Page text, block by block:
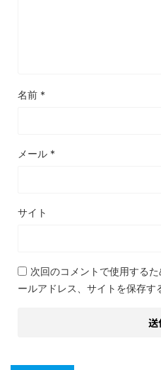
名前 *
メール *
サイト
次回のコメントで使用する
ールアドレス、サイトを保存す